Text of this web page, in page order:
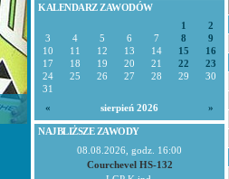
KALENDARZ ZAWODÓW
1
2
3
4 5 6 7 8
9
10
11 12 13 14 15
16
17
18 19 20 21 22
23
24
25 26 27 28 29
30
31
«
sierpień 2026 »
NAJBLIŻSZE ZAWODY
08.08.2026, godz. 16:00
Courchevel HS-132